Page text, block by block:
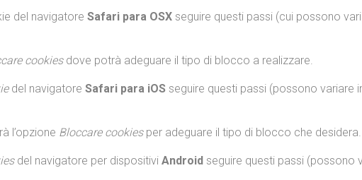
del navigatore Safari para OSX seguire questi passi (cui possono
cookiesdove potrà adeguare il tipo di blocco a realizzare.
del navigatore Safari para iOS seguire questi passi (possono variare
l’opzione Bloccare cookiesper adeguare il tipo di blocco che desidera.
del navigatore per dispositivi Android seguire questi passi (possono